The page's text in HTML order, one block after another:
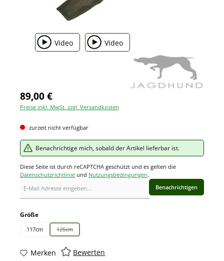
Video Video
89,00 €
Preise inkl. MwSt. zzgl. Versandkosten
zurzeit nicht verfügbar
Benachrichtige mich, sobald der Artikel lieferbar ist.
Diese Seite ist durch reCAPTCHA geschützt und es gelten die
Datenschutzrichtlinie und Nutzungsbedingungen.
Benachrichtigen
Größeauswählen
117cm 125cm
(Diese Option ist zurzeit nicht verfügbar.)
Merken Bewerten